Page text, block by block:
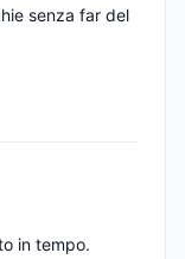
senza far del
in tempo.